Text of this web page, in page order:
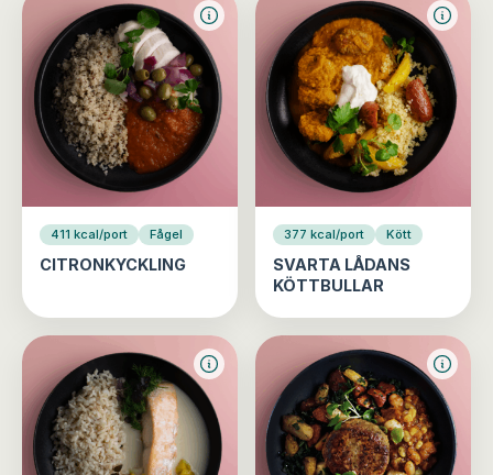
411 kcal/port Fågel
CITRONKYCKLING
377 kcal/port Kött
SVARTA LÅDANS
KÖTTBULLAR